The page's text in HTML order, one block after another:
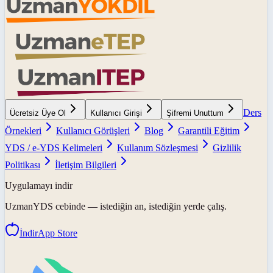
Ücretsiz Üye Ol Kullanıcı Girişi Şifremi Unuttum
Ders
Örnekleri
Kullanıcı Görüşleri Blog
Garantili Eğitim
YDS / e-YDS Kelimeleri
Kullanım Sözleşmesi
Gizlilik
Politikası
İletişim Bilgileri
Uygulamayı indir
UzmanYDS cebinde — istediğin an, istediğin yerde çalış.
İndirApp Store